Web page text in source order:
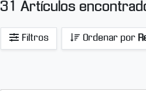
31 Artículos
Filtros Ordenar por